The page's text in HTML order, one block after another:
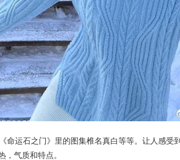
命运石之门》里的图集椎名真白等等。让人感受
，气质和特点。